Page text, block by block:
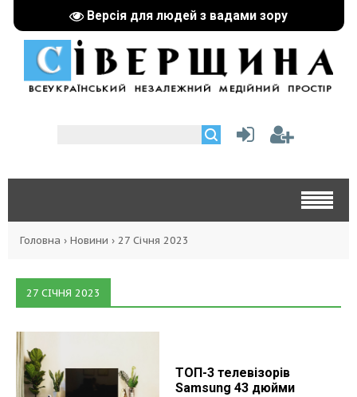
Версія для людей з вадами зору
Головна › Новини › 27 Січня 2023
27 СІЧНЯ 2023
ТОП-3 телевізорів
Samsung 43 дюйми